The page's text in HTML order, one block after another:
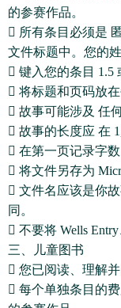
的参赛作品。
 所有条目必须是
文件标题中。您的
 键入您的条目 1.5
 将标题和页码放
 故事可能涉及 任
 故事的长度应 在
 在第一页记录字数
 将文件另存为
 文件名应该是你
同。
 不要将 Wells
三、儿童图书
 您已阅读、理解
 每个单独条目的